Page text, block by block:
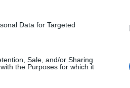
Data for Targeted
Sale, and/or Sharing
the Purposes for which it